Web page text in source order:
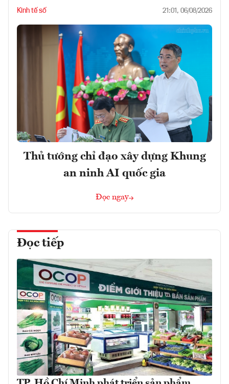
Kinh tế số 21:01, 06/08/2026
Thủ tướng chỉ đạo xây dựng Khung
an ninh AI quốc gia
Đọc ngay
Đọc tiếp